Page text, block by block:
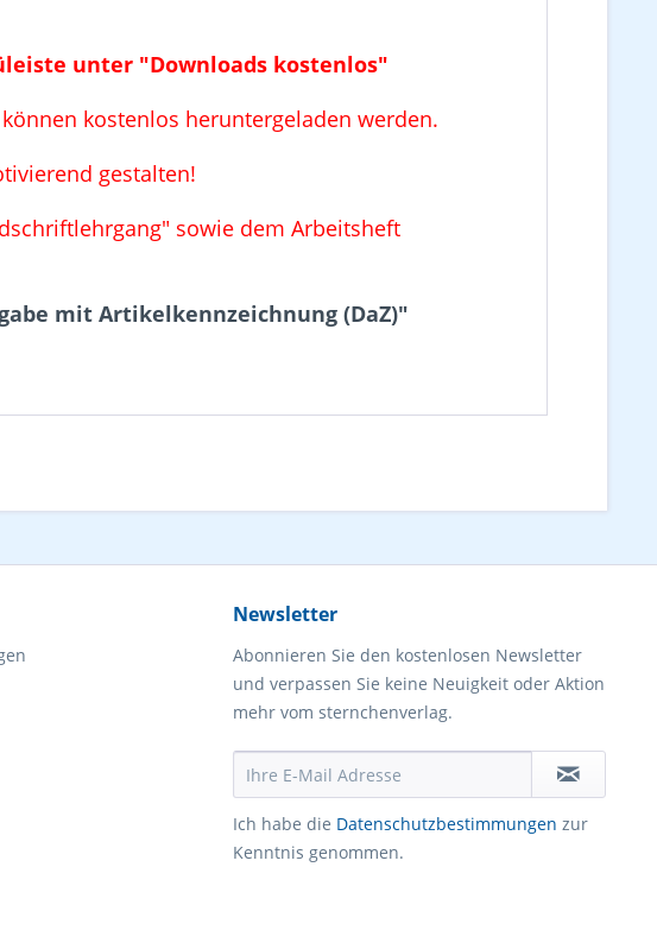
unter "Downloads kostenlos"
kostenlos heruntergeladen werden.
gestalten!
sowie dem Arbeitsheft
mit Artikelkennzeichnung (DaZ)"
Newsletter
Abonnieren Sie den kostenlosen Newsletter
und verpassen Sie keine Neuigkeit oder Aktion
mehr vom sternchenverlag.
Ich habe die Datenschutzbestimmungen zur
Kenntnis genommen.